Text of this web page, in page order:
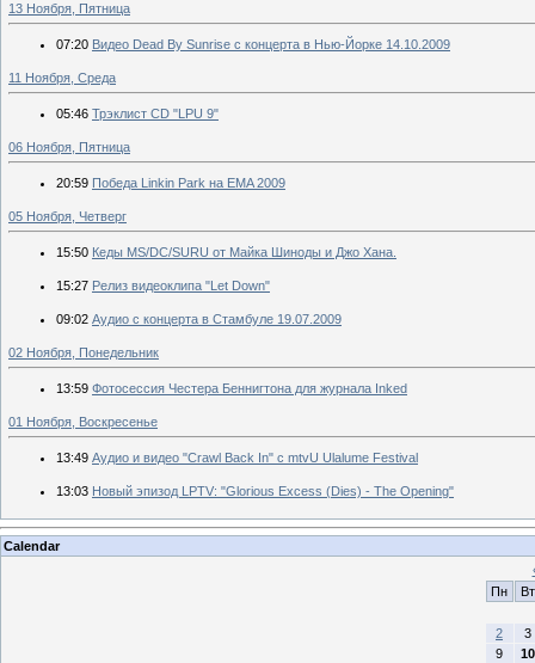
13 Ноября, Пятница
07:20 Видео Dead By Sunrise с концерта в Нью-Йорке 14.10.2009
11 Ноября, Среда
05:46 Трэклист CD "LPU 9"
06 Ноября, Пятница
20:59 Победа Linkin Park на EMA 2009
05 Ноября, Четверг
15:50 Кеды MS/DC/SURU от Майка Шиноды и Джо Хана.
15:27 Релиз видеоклипа "Let Down"
09:02 Аудио с концерта в Стамбуле 19.07.2009
02 Ноября, Понедельник
13:59 Фотосессия Честера Беннигтона для журнала Inked
01 Ноября, Воскресенье
13:49 Аудио и видео "Crawl Back In" с mtvU Ulalume Festival
13:03 Новый эпизод LPTV: "Glorious Excess (Dies) - The Opening"
Calendar
Пн
Вт
2
3
9
10